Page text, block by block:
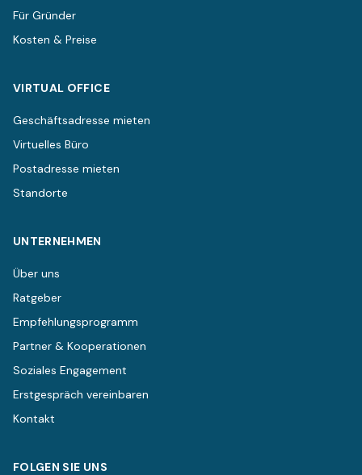
Für Gründer
Kosten & Preise
VIRTUAL OFFICE
Geschäftsadresse mieten
Virtuelles Büro
Postadresse mieten
Standorte
UNTERNEHMEN
Über uns
Ratgeber
Empfehlungsprogramm
Partner & Kooperationen
Soziales Engagement
Erstgespräch vereinbaren
Kontakt
FOLGEN SIE UNS